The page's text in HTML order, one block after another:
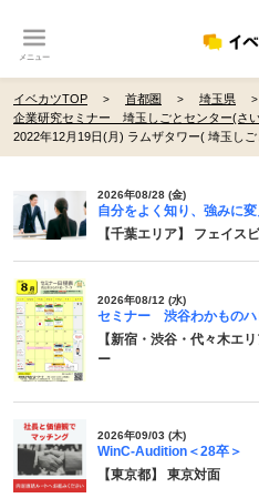
メニュー
イベカツTOP 首都圏 埼玉県
企業研究セミナー 埼玉しごとセンター(さ
2022年12月19日(月) ラムザタワー( 埼玉し
2026年08/28 (金)
自分をよく知り、強みに
【千葉エリア】 フェイス
2026年08/12 (水)
セミナー 渋谷わかものハ
【新宿・渋谷・代々木エ
ー
2026年09/03 (木)
WinC-Audition＜28卒＞
【東京都】 東京対面